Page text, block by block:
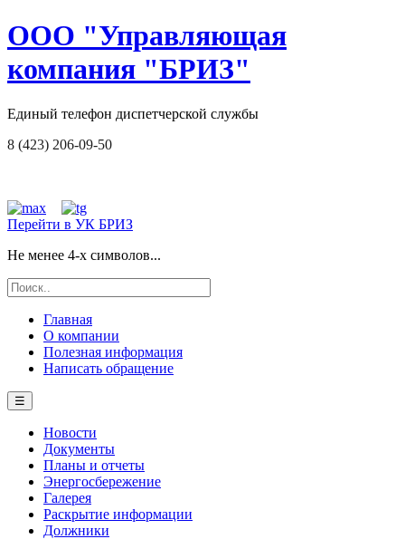
ООО "Управляющая
компания "БРИЗ"
Единый телефон диспетчерской службы
8 (423) 206-09-50
Перейти в УК БРИЗ
Не менее 4-х символов...
Главная
О компании
Полезная информация
Написать обращение
☰
Новости
Документы
Планы и отчеты
Энергосбережение
Галерея
Раскрытие информации
Должники